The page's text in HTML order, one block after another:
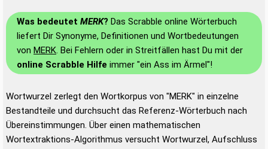
Was bedeutet MERK? Das Scrabble online Wörterbuch
liefert Dir Synonyme, Definitionen und Wortbedeutungen
von MERK. Bei Fehlern oder in Streitfällen hast Du mit der
online Scrabble Hilfe immer "ein Ass im Ärmel"!
Wortwurzel zerlegt den Wortkorpus von "MERK" in einzelne
Bestandteile und durchsucht das Referenz-Wörterbuch nach
Übereinstimmungen. Über einen mathematischen
Wortextraktions-Algorithmus versucht Wortwurzel, Aufschluss